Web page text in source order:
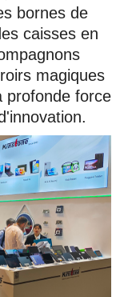
bornes de
caisses en
magiques
profonde force